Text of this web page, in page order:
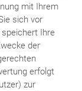
mit Ihrem
sich vor
Ihre
der
erfolgt
zur